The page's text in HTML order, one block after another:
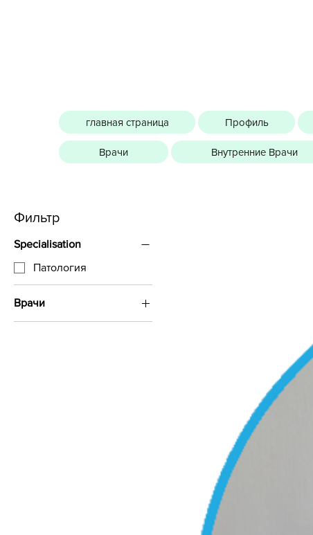
главная страница Профиль
Врачи Внутренние Врачи
Фильтр
Specialisation
Патология
Врачи